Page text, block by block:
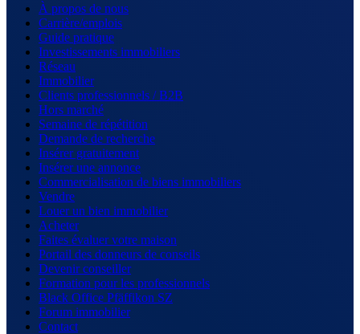
À propos de nous
Carrière/emplois
Guide pratique
Investissements immobiliers
Réseau
Immobilier
Clients professionnels / B2B
Hors marché
Semaine de répétition
Demande de recherche
Insérer gratuitement
Insérer une annonce
Commercialisation de biens immobiliers
Vendre
Louer un bien immobilier
Acheter
Faites évaluer votre maison
Portail des donneurs de conseils
Devenir conseiller
Formation pour les professionnels
Black Office Pfäffikon SZ
Forum immobilier
Contact